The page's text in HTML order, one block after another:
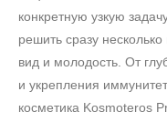
конкретную узкую
решить сразу
вид и молодость. От
и укрепления
косметика Kosmoteros